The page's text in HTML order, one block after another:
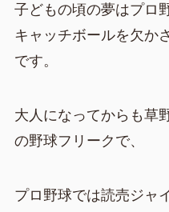
子どもの頃の夢はプロ
キャッチボールを欠か
です。
大人になってからも草
の野球フリークで、
プロ野球では読売ジャ